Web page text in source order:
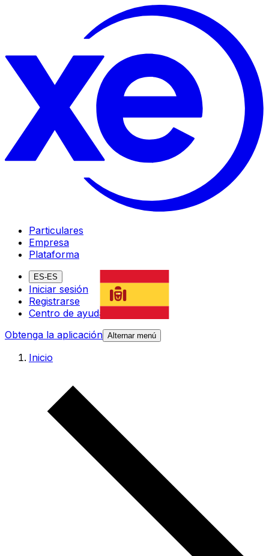
Particulares
Empresa
Plataforma
ES-ES
Iniciar sesión
Registrarse
Centro de ayuda
Obtenga la aplicación Alternar menú
Inicio